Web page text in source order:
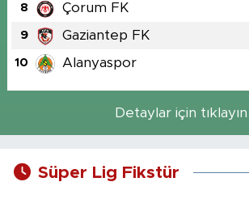
8 Çorum FK
9 Gaziantep FK
10 Alanyaspor
Detaylar için tıklayın
Süper Lig Fikstür